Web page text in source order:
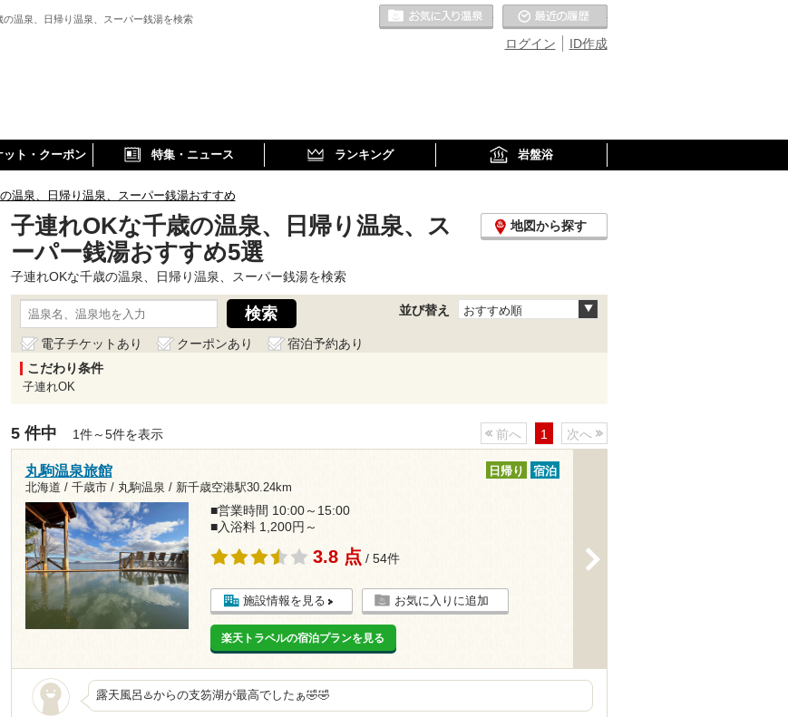
の温泉、日帰り温泉、スーパー銭湯を検索
ID作成
ログイン
お気に入りの温泉
ット・クーポン 特集・ニュース ランキング 岩盤浴
温泉、日帰り温泉、スーパー銭湯おすすめ
子連れOKな千歳の温泉、日帰り温泉、ス
ーパー銭湯おすすめ5選
地図から探す
子連れOKな千歳の温泉、日帰り温泉、スーパー銭湯を検索
並び替え おすすめ順
電子チケットあり クーポンあり
宿泊予約あり
こだわり条件
子連れOK
5 件中 1件～5件を表示 前へ 1 次へ
丸駒温泉旅館
北海道 / 千歳市 / 丸駒温泉 / 新千歳空港駅30.24km
日帰り 宿泊
■営業時間 10:00～15:00
■入浴料 1,200円～
3.8 点 / 54件
施設情報を見る お気に入りに追加
楽天トラベルの宿泊プランを見る
露天風呂♨️からの支笏湖が最高でしたぁ🤣🤣